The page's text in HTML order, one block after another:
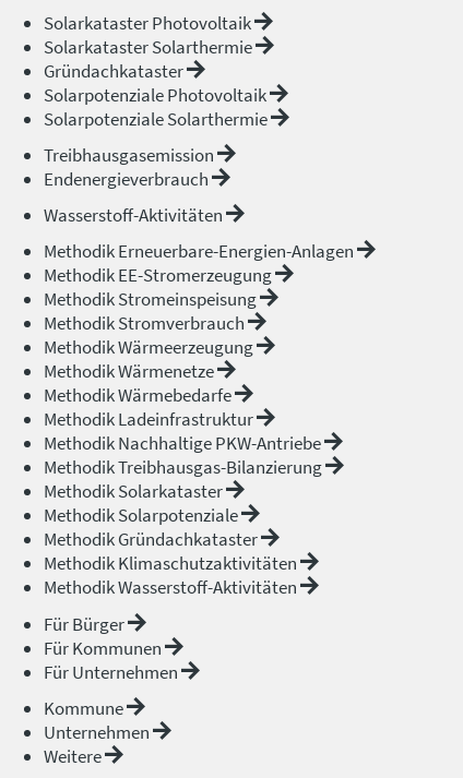
Solarkataster Photovoltaik
Solarkataster Solarthermie
Gründachkataster
Solarpotenziale Photovoltaik
Solarpotenziale Solarthermie
Treibhausgasemission
Endenergieverbrauch
Wasserstoff-Aktivitäten
Methodik Erneuerbare-Energien-Anlagen
Methodik EE-Stromerzeugung
Methodik Stromeinspeisung
Methodik Stromverbrauch
Methodik Wärmeerzeugung
Methodik Wärmenetze
Methodik Wärmebedarfe
Methodik Ladeinfrastruktur
Methodik Nachhaltige PKW-Antriebe
Methodik Treibhausgas-Bilanzierung
Methodik Solarkataster
Methodik Solarpotenziale
Methodik Gründachkataster
Methodik Klimaschutzaktivitäten
Methodik Wasserstoff-Aktivitäten
Für Bürger
Für Kommunen
Für Unternehmen
Kommune
Unternehmen
Weitere